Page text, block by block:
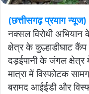
(छत्तीसगढ़ प्रयाग न्यूज)
नक्सल विरोधी अभियान
क्षेत्र के कुल्हाडीघाट
दड़ईपानी के जंगल क्षेत्र में
मात्रा में विस्फोटक
बरामद आईईडी और